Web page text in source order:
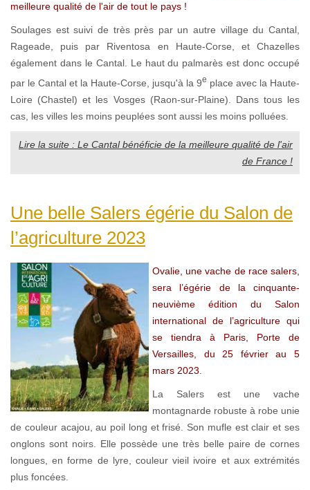
meilleure qualité de l'air de tout le pays !
Soulages est suivi de très près par un autre village du Cantal,
Rageade, puis par Riventosa en Haute-Corse, et Chazelles
également dans le Cantal. Le haut du palmarès est donc occupé
par le Cantal et la Haute-Corse, jusqu'à la 9e place avec la Haute-
Loire (Chastel) et les Vosges (Raon-sur-Plaine). Dans tous les
cas, les villes les moins peuplées sont aussi les moins polluées.
Lire la suite : Le Cantal bénéficie de la meilleure qualité de l'air
de France !
Une belle Salers égérie du Salon de
l’agriculture 2023
Ovalie, une vache de race salers,
sera l’égérie de la cinquante-
neuvième édition du Salon
international de l’agriculture qui
se tiendra à Paris, Porte de
Versailles, du 25 février au 5
mars 2023.
La Salers est une vache
montagnarde robuste à robe unie
de couleur acajou, au poil long et frisé. Son mufle est clair et ses
onglons sont noirs. Elle possède une très belle paire de cornes
longues, en forme de lyre, couleur vieil ivoire et aux extrémités
plus foncées.